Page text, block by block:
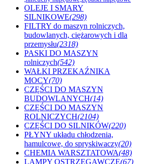
OLEJE I SMARY
SILNIKOWE(298)
FILTRY do maszyn rolniczych,
budowlanych, ciężarowych i dla
przemysłu(2318)
PASKI DO MASZYN
rolniczych(542)
WAŁKI PRZEKAŹNIKA
MOCY(70)
CZĘŚCI DO MASZYN
BUDOWLANYCH(14)
CZĘŚCI DO MASZYN
ROLNICZYCH(2104)
CZĘŚCI DO SILNIKÓW(220)
PŁYNY układu chłodzenia,
hamulcowe, do spryskiwaczy(20)
CHEMIA WARSZTATOWA(48)
LAMPY OSTRZEGAWCZE(67)